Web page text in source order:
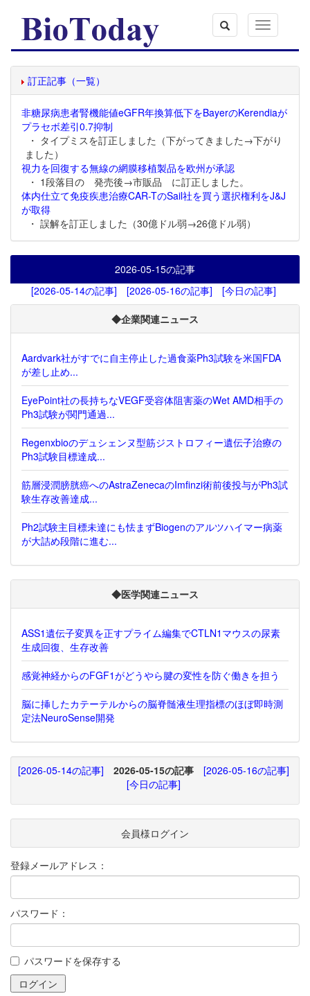
Toggle
navigation
訂正記事（一覧）
非糖尿病患者腎機能値eGFR年換算低下をBayerのKerendiaが
プラセボ差引0.7抑制
・ タイプミスを訂正しました（下がってきました→下がり
ました）
視力を回復する無線の網膜移植製品を欧州が承認
・ 1段落目の 発売後→市販品 に訂正しました。
体内仕立て免疫疾患治療CAR-TのSail社を買う選択権利をJ&J
が取得
・ 誤解を訂正しました（30億ドル弱→26億ドル弱）
2026-05-15の記事
[2026-05-14の記事]
[2026-05-16の記事] [今日の記事]
◆企業関連ニュース
Aardvark社がすでに自主停止した過食薬Ph3試験を米国FDA
が差し止め...
EyePoint社の長持ちなVEGF受容体阻害薬のWet AMD相手の
Ph3試験が関門通過...
Regenxbioのデュシェンヌ型筋ジストロフィー遺伝子治療の
Ph3試験目標達成...
筋層浸潤膀胱癌へのAstraZenecaのImfinzi術前後投与がPh3試
験生存改善達成...
Ph2試験主目標未達にも怯まずBiogenのアルツハイマー病薬
が大詰め段階に進む...
◆医学関連ニュース
ASS1遺伝子変異を正すプライム編集でCTLN1マウスの尿素
生成回復、生存改善
感覚神経からのFGF1がどうやら腱の変性を防ぐ働きを担う
脳に挿したカテーテルからの脳脊髄液生理指標のほぼ即時測
定法NeuroSense開発
[2026-05-14の記事] 2026-05-15の記事
[2026-05-16の記事]
[今日の記事]
会員様ログイン
登録メールアドレス：
パスワード：
パスワードを保存する